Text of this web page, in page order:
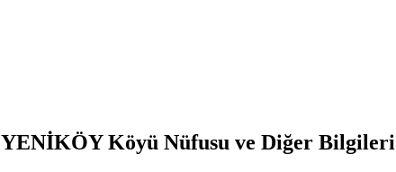
YENİKÖYKöyü Nüfusu ve Diğer Bilgileri